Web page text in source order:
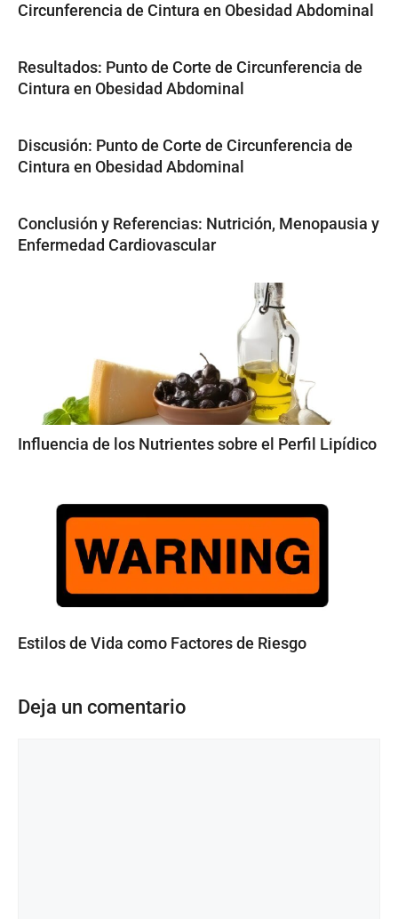
Circunferencia de Cintura en Obesidad Abdominal
Resultados: Punto de Corte de Circunferencia de
Cintura en Obesidad Abdominal
Discusión: Punto de Corte de Circunferencia de
Cintura en Obesidad Abdominal
Conclusión y Referencias: Nutrición, Menopausia y
Enfermedad Cardiovascular
Influencia de los Nutrientes sobre el Perfil Lipídico
Estilos de Vida como Factores de Riesgo
Deja un comentario